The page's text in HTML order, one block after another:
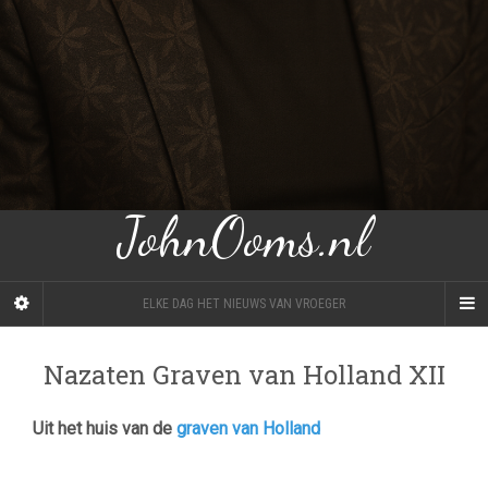
JohnOoms.nl
ELKE DAG HET NIEUWS VAN VROEGER
Nazaten Graven van Holland XII
Uit het huis van de graven van Holland